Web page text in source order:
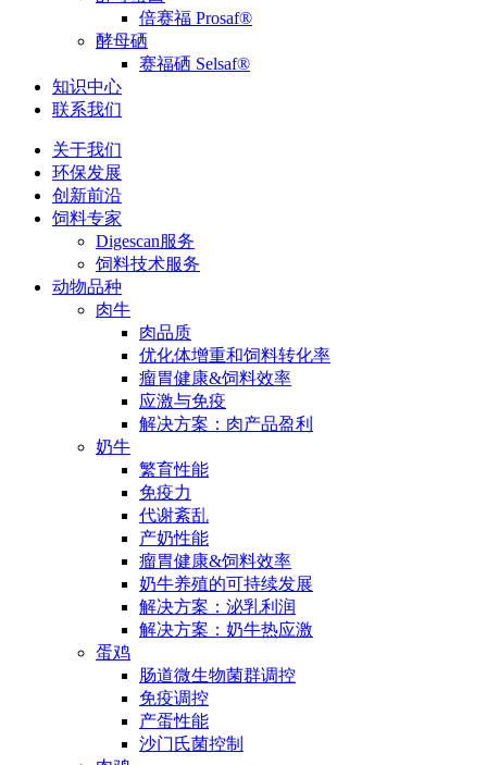
倍赛福 Prosaf®
酵母硒
赛福硒 Selsaf®
知识中心
联系我们
关于我们
环保发展
创新前沿
饲料专家
Digescan服务
饲料技术服务
动物品种
肉牛
肉品质
优化体增重和饲料转化率
瘤胃健康&饲料效率
应激与免疫
解决方案：肉产品盈利
奶牛
繁育性能
免疫力
代谢紊乱
产奶性能
瘤胃健康&饲料效率
奶牛养殖的可持续发展
解决方案：泌乳利润
解决方案：奶牛热应激
蛋鸡
肠道微生物菌群调控
免疫调控
产蛋性能
沙门氏菌控制